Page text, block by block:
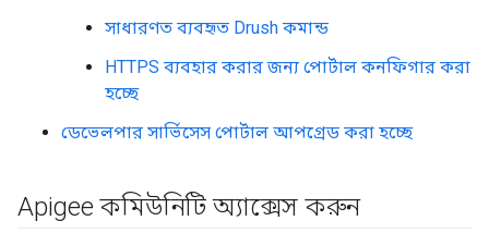
সাধারণত ব্যবহৃত Drush কমান্ড
HTTPS ব্যবহার করার জন্য পোর্টাল কনফিগার করা
হচ্ছে
ডেভেলপার সার্ভিসেস পোর্টাল আপগ্রেড করা হচ্ছে
Apigee কমিউনিটি অ্যাক্সেস করুন